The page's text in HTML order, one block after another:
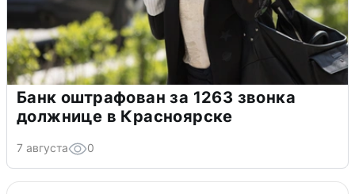
Банк оштрафован за 1263 звонка
должнице в Красноярске
7 августа 0